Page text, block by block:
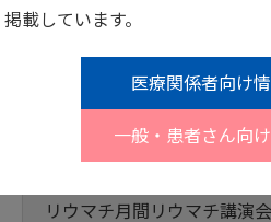
掲載しています。
医療関係者向け
一般・患者さん向
リウマチ月間リウマチ講演会